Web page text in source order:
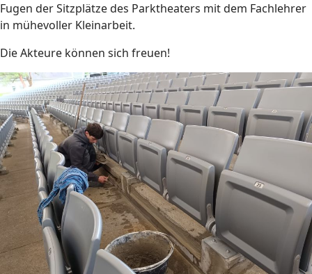
Fugen der Sitzplätze des Parktheaters mit dem Fachlehrer
in mühevoller Kleinarbeit.
Die Akteure können sich freuen!